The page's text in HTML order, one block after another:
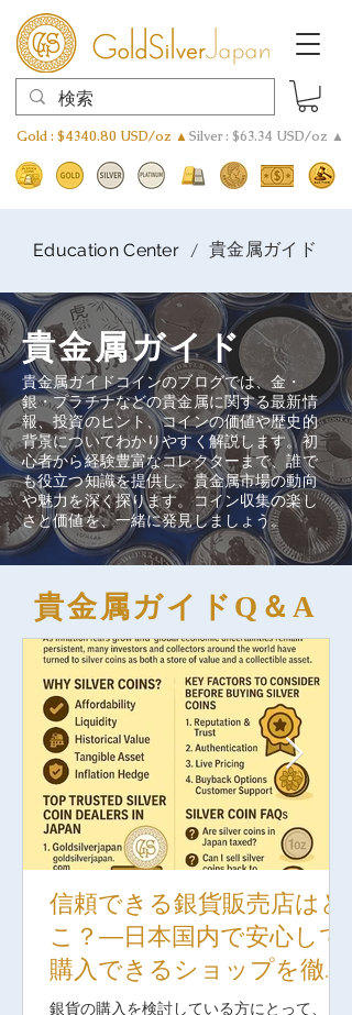
Gold : $4340.80 USD/oz ▲Silver : $63.34 USD/oz ▲
Education Center / 貴金属ガイド
貴金属ガイド
貴金属ガイドコインのブログでは、金・
銀・プラチナなどの貴金属に関する最新情
報、投資のヒント、コインの価値や歴史的
背景についてわかりやすく解説します。初
心者から経験豊富なコレクターまで、誰で
も役立つ知識を提供し、貴金属市場の動向
や魅力を深く探ります。コイン収集の楽し
さと価値を、一緒に発見しましょう。
貴金属ガイドQ＆A
信頼できる銀貨販売店はど
こ？―日本国内で安心して
購入できるショップを徹底
解説
銀貨の購入を検討している方にとって、